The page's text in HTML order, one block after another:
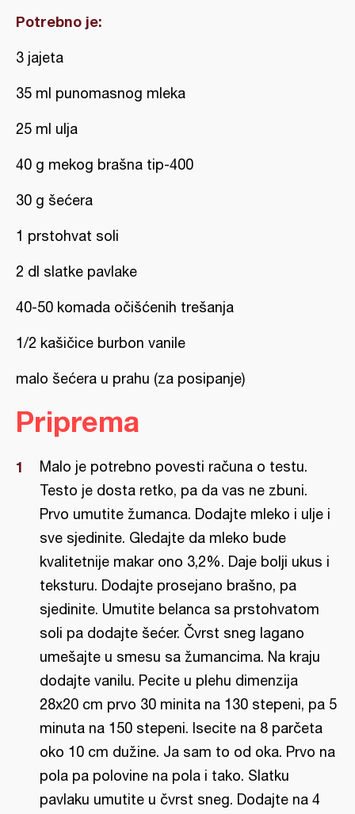
Potrebno je:
3 jajeta
35 ml punomasnog mleka
25 ml ulja
40 g mekog brašna tip-400
30 g šećera
1 prstohvat soli
2 dl slatke pavlake
40-50 komada očišćenih trešanja
1/2 kašičice burbon vanile
malo šećera u prahu (za posipanje)
Priprema
Malo je potrebno povesti računa o testu.
Testo je dosta retko, pa da vas ne zbuni.
Prvo umutite žumanca. Dodajte mleko i ulje i
sve sjedinite. Gledajte da mleko bude
kvalitetnije makar ono 3,2%. Daje bolji ukus i
teksturu. Dodajte prosejano brašno, pa
sjedinite. Umutite belanca sa prstohvatom
soli pa dodajte šećer. Čvrst sneg lagano
umešajte u smesu sa žumancima. Na kraju
dodajte vanilu. Pecite u plehu dimenzija
28x20 cm prvo 30 minita na 130 stepeni, pa 5
minuta na 150 stepeni. Isecite na 8 parčeta
oko 10 cm dužine. Ja sam to od oka. Prvo na
pola pa polovine na pola i tako. Slatku
pavlaku umutite u čvrst sneg. Dodajte na 4